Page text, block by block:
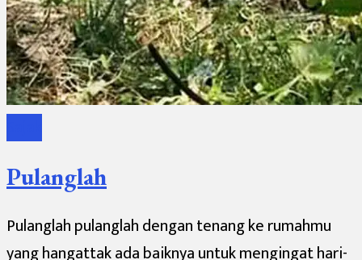
Pulanglah
Pulanglah pulanglah dengan tenang ke rumahmu
yang hangattak ada baiknya untuk mengingat hari-